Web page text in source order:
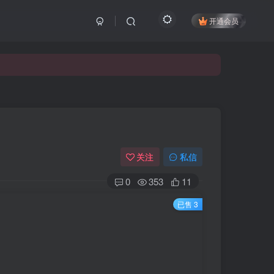
开通会员
关注 私信
0 353 11
已售 3